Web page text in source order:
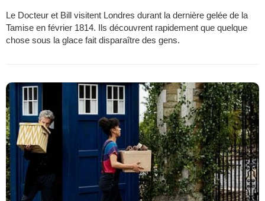
Le Docteur et Bill visitent Londres durant la dernière gelée de la
Tamise en février 1814. Ils découvrent rapidement que quelque
chose sous la glace fait disparaître des gens.